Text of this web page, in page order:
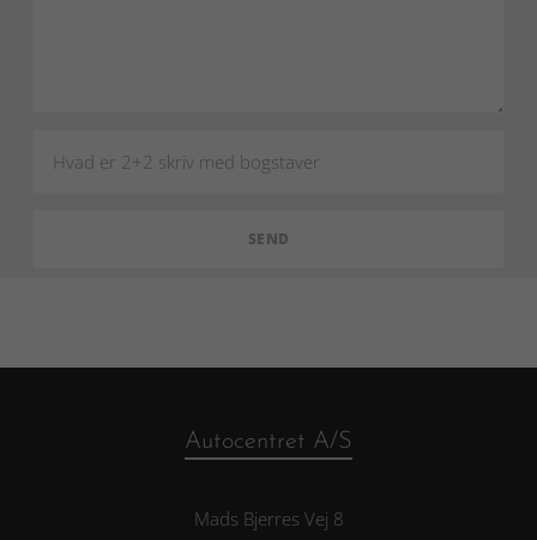
Autocentret A/S
Mads Bjerres Vej 8